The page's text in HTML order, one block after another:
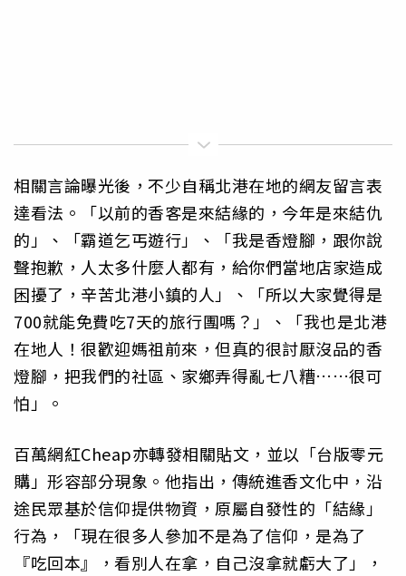
相關言論曝光後，不少自稱北港在地的網友留言表
達看法。「以前的香客是來結緣的，今年是來結仇
的」、「霸道乞丐遊行」、「我是香燈腳，跟你說
聲抱歉，人太多什麼人都有，給你們當地店家造成
困擾了，辛苦北港小鎮的人」、「所以大家覺得是
700就能免費吃7天的旅行團嗎？」、「我也是北港
在地人！很歡迎媽祖前來，但真的很討厭沒品的香
燈腳，把我們的社區、家鄉弄得亂七八糟……很可
怕」。
百萬網紅Cheap亦轉發相關貼文，並以「台版零元
購」形容部分現象。他指出，傳統進香文化中，沿
途民眾基於信仰提供物資，原屬自發性的「結緣」
行為，「現在很多人參加不是為了信仰，是為了
『吃回本』，看別人在拿，自己沒拿就虧大了」，